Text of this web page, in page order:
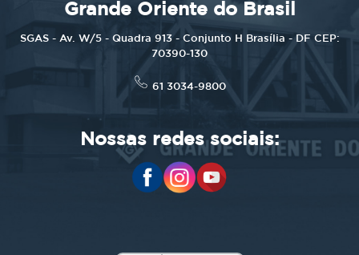
Grande Oriente do Brasil
SGAS - Av. W/5 - Quadra 913 - Conjunto H Brasília - DF CEP:
70390-130
61 3034-9800
Nossas redes sociais: